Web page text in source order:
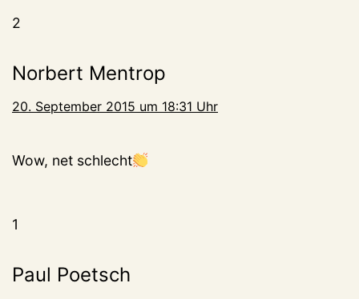
2
Norbert Mentrop
20. September 2015 um 18:31 Uhr
Wow, net schlecht
1
Paul Poetsch